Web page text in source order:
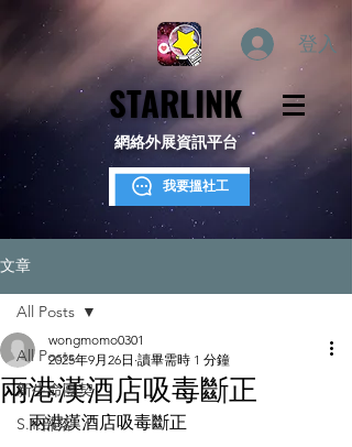
登入
STARLINK
STARLINK
網絡外展資訊平台
我要搵社工
文章
All Posts
新生命團契
S.Y.部落
All Posts
兩港漢酒店吸毒斷正
wongmomo0301
2025年9月26日 讀畢需時 1 分鐘
兩港漢酒店吸毒斷正